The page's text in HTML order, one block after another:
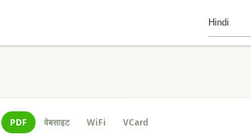
PDF वेबसाइट WiFi VCard